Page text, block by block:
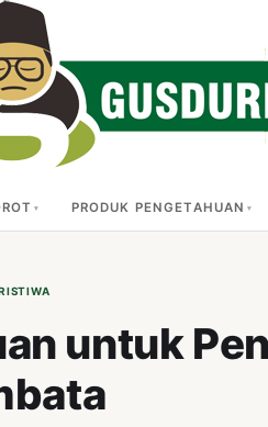
PRODUK PENGETAHUAN
untuk